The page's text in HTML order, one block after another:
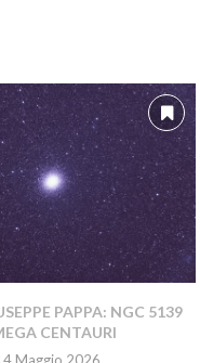
PAPPA: NGC 5139
CENTAURI
Maggio 2026